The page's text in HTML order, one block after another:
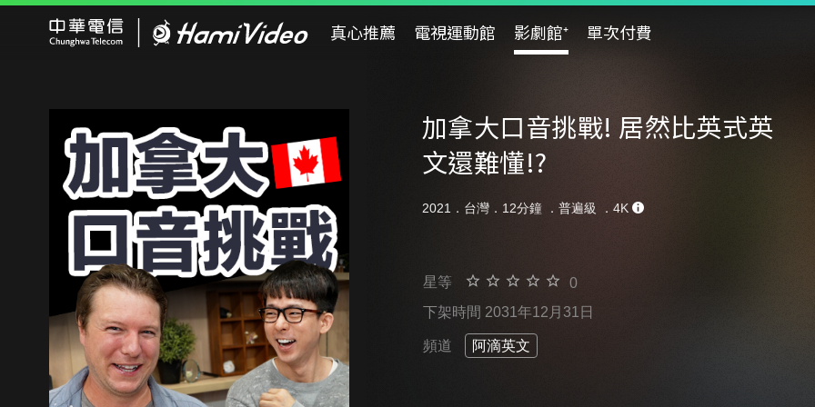
真心推薦 電視運動館 影劇館⁺ 單次付費
加拿大口音挑戰! 居然比英式英
文還難懂!?
2021．台灣．12分鐘 ． 普遍級 ．4K
星等
0
下架時間 2031年12月31日
頻道 阿滴英文